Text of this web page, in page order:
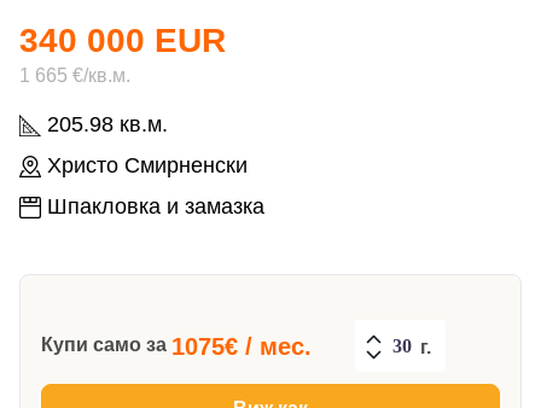
205.98 кв.м.
Христо Смирненски
Шпакловка и замазка
340 000 EUR
1 665 €/кв.м.
Купи само за 1075€ / мес. г.